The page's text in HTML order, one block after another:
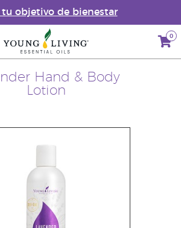
tu objetivo de bienestar
0
Hand & Body
Lotion